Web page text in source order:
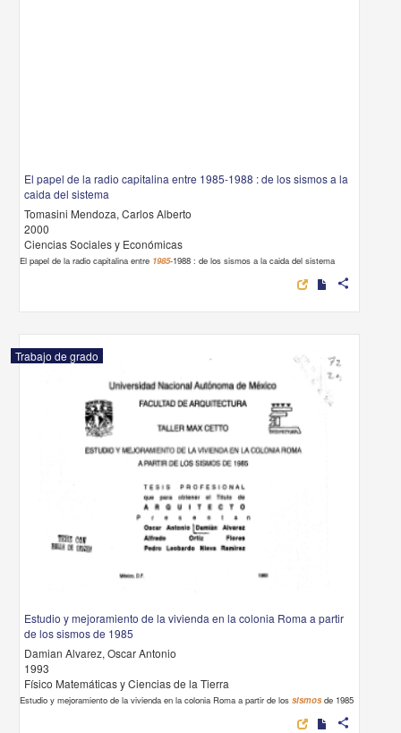
El papel de la radio capitalina entre 1985-1988 : de los sismos a la
caida del sistema
Tomasini Mendoza, Carlos Alberto
2000
Ciencias Sociales y Económicas
El papel de la radio capitalina entre 1985-1988 : de los sismos a la caida del sistema
share
Trabajo de grado
Estudio y mejoramiento de la vivienda en la colonia Roma a partir
de los sismos de 1985
Damian Alvarez, Oscar Antonio
1993
Físico Matemáticas y Ciencias de la Tierra
Estudio y mejoramiento de la vivienda en la colonia Roma a partir de lossismosde 1985
share